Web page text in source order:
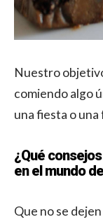
Nuestro
comiendo algo
una fiesta o
¿Qué
en el mundo
Que no se